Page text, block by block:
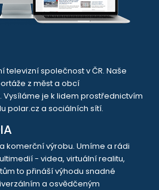
televizní společnost v ČR. Naše
z měst a obcí
Vysíláme je k lidem prostřednictvím
polar.cz a sociálních sítí.
komerční výrobu. Umíme a rádi
- videa, virtuální realitu,
to přináší výhodu snadné
a osvědčeným